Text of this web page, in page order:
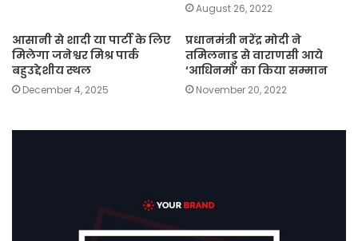
August 26, 2022
आसानी से शादी या पार्टी के लिए
मिलेगा जनेश्वर मिश्र पार्क
बहुउद्देशीय स्थल
December 4, 2025
प्रधानमंत्री नरेंद्र मोदी ने
तमिलनाडु से वाराणसी आये
‘आधिनमों’ का किया सम्मान
November 20, 2022